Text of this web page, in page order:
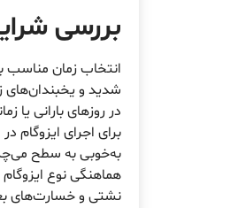
بررسی
انتخاب زمان مناسب
شدید و یخبندان‌های
در روزهای بارانی
برای اجرای
به‌خوبی به سطح
هماهنگی نوع
نشتی و خسارت‌های